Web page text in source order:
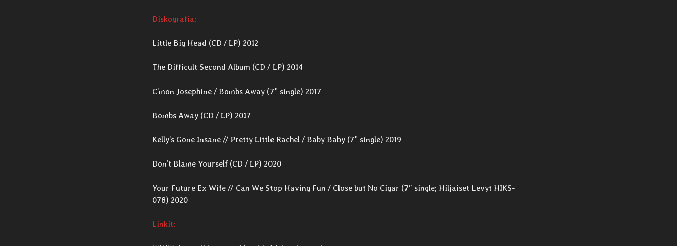
Diskografia:
Little Big Head (CD / LP) 2012
The Difficult Second Album (CD / LP) 2014
C’mon Josephine / Bombs Away (7” single) 2017
Bombs Away (CD / LP) 2017
Kelly’s Gone Insane // Pretty Little Rachel / Baby Baby (7” single) 2019
Don’t Blame Yourself (CD / LP) 2020
Your Future Ex Wife // Can We Stop Having Fun / Close but No Cigar (7″ single; Hiljaiset Levyt HIKS-
078) 2020
Linkit: